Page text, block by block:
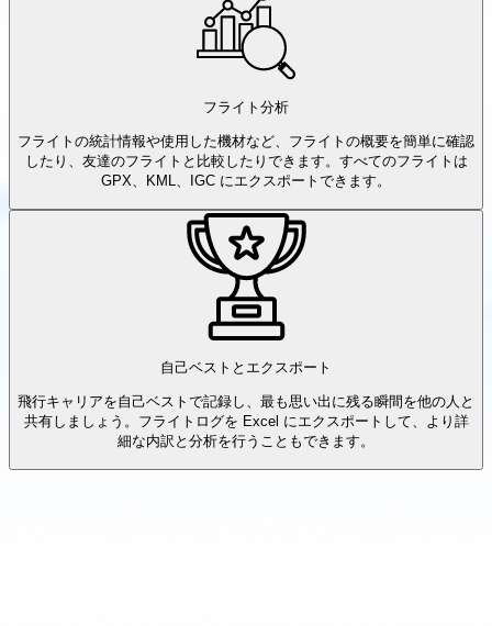
フライト分析
フライトの統計情報や使用した機材など、フライトの概要を簡単に確認
したり、友達のフライトと比較したりできます。すべてのフライトは
GPX、KML、IGC にエクスポートできます。
自己ベストとエクスポート
飛行キャリアを自己ベストで記録し、最も思い出に残る瞬間を他の人と
共有しましょう。フライトログを Excel にエクスポートして、より詳
細な内訳と分析を行うこともできます。